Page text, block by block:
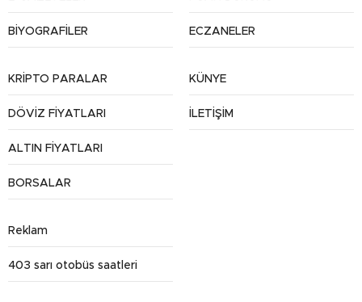
BİYOGRAFİLER ECZANELER
KRİPTO PARALAR
DÖVİZ FİYATLARI
ALTIN FİYATLARI
BORSALAR
KÜNYE
İLETİŞİM
Reklam
403 sarı otobüs saatleri